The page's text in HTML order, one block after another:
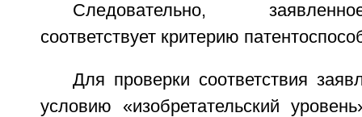
Следовательно,
соответствует критерию
Для проверки соответствия
условию «изобретательский